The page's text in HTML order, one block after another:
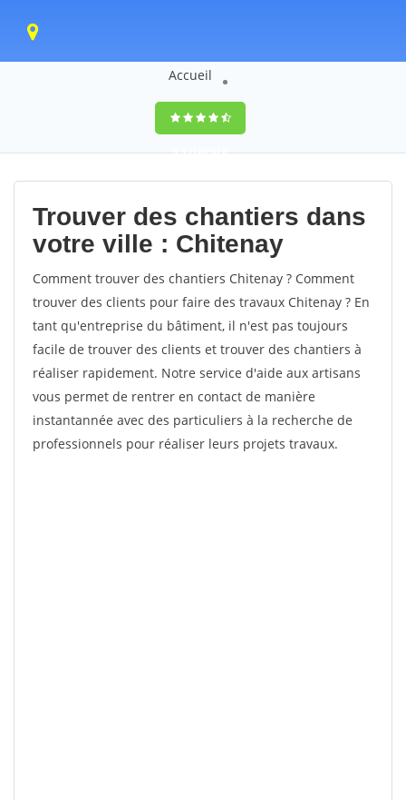
Accueil
9,5(100%)0
votes
Trouver des chantiers dans
votre ville : Chitenay
Comment trouver des chantiers Chitenay ? Comment
trouver des clients pour faire des travaux Chitenay ? En
tant qu'entreprise du bâtiment, il n'est pas toujours
facile de trouver des clients et trouver des chantiers à
réaliser rapidement. Notre service d'aide aux artisans
vous permet de rentrer en contact de manière
instantannée avec des particuliers à la recherche de
professionnels pour réaliser leurs projets travaux.